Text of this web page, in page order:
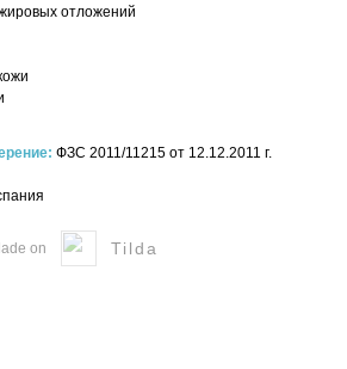
отложений
ФЗС 2011/11215 от 12.12.2011 г.
on Tilda